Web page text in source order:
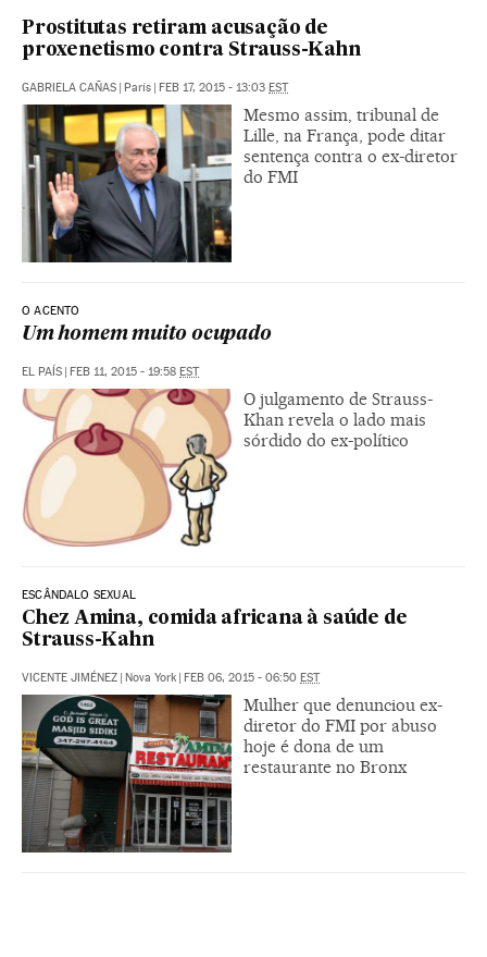
Prostitutas retiram acusação de
proxenetismo contra Strauss-Kahn
GABRIELA CAÑAS París FEB 17, 2015 - 13:03 EST
Mesmo assim, tribunal de
Lille, na França, pode ditar
sentença contra o ex-diretor
do FMI
O ACENTO
Um homem muito ocupado
EL PAÍS | FEB 11, 2015 - 19:58 EST
O julgamento de Strauss-
Khan revela o lado mais
sórdido do ex-político
ESCÂNDALO SEXUAL
Chez Amina, comida africana à saúde de
Strauss-Kahn
VICENTE JIMÉNEZ | Nova York | FEB 06, 2015 - 06:50 EST
Mulher que denunciou ex-
diretor do FMI por abuso
hoje é dona de um
restaurante no Bronx